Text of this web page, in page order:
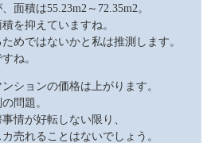
面積は55.23m2～72.35m2。
を抑えていますね。
めではないかと私は推測します。
ね。
ションの価格は上がります。
問題。
情が好転しない限り、
売れることはないでしょう。